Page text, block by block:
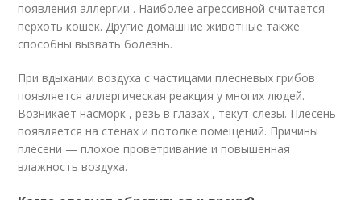
появления аллергии . Наиболее агрессивной считается
перхоть кошек. Другие домашние животные также
способны вызвать болезнь.
При вдыхании воздуха с частицами плесневых грибов
появляется аллергическая реакция у многих людей.
Возникает насморк , резь в глазах , текут слезы. Плесень
появляется на стенах и потолке помещений. Причины
плесени — плохое проветривание и повышенная
влажность воздуха.